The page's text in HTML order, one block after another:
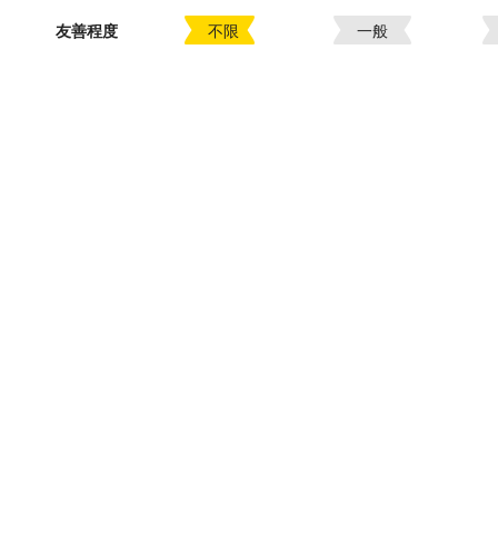
友善程度 不限 一般